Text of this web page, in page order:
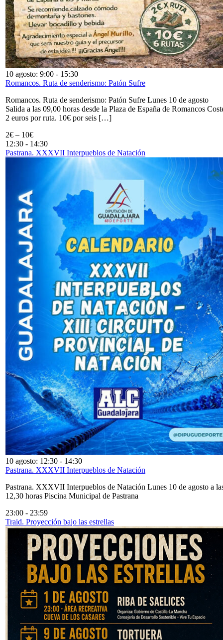
10 agosto: 9:00 - 15:30
Romancos. Ruta de senderismo: Patón Sufre
Romancos. Ruta de senderismo: Patón Sufre Lunes 10 de agosto
Salida a las 09,00 horas desde la Plaza de España de Romancos
2 euros por ruta. 10€ por seis […]
2€ – 10€
12:30 - 14:30
Pastrana. XXXVII Interpueblos de Natación
10 agosto: 12:30 - 14:30
Pastrana. XXXVII Interpueblos de Natación
Pastrana. XXXVII Interpueblos de Natación Lunes 10 de agosto a
12,30 horas Piscina Municipal de Pastrana
23:00 - 23:59
Traid. Proyección bajo las estrellas